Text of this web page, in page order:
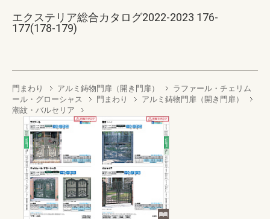
エクステリア総合カタログ2022-2023 176-
177(178-179)
門まわり アルミ鋳物門扉（開き門扉）
ラファール・チェリム
ール・グローシャス
門まわり
アルミ鋳物門扉（開き門扉）
潮紋・バルセリア